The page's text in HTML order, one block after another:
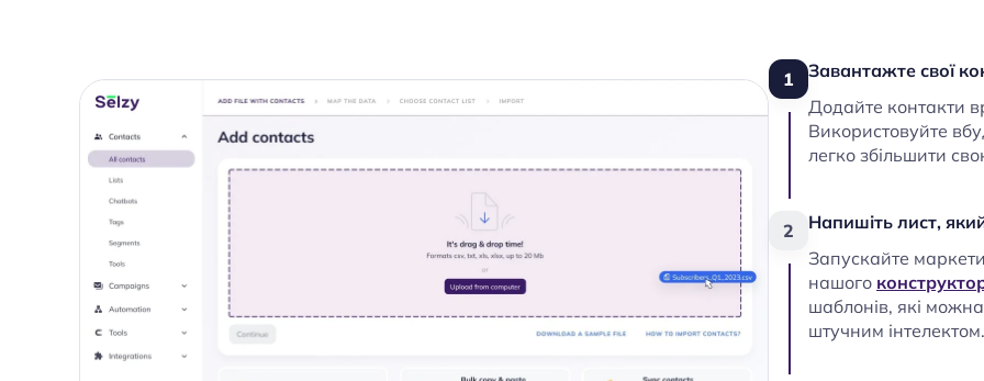
1
Завантажте свої
Додайте контакти
Використовуйте
легко збільшити
2
Напишіть лист,
Запускайте
нашого
шаблонів, які
штучним інтелектом.